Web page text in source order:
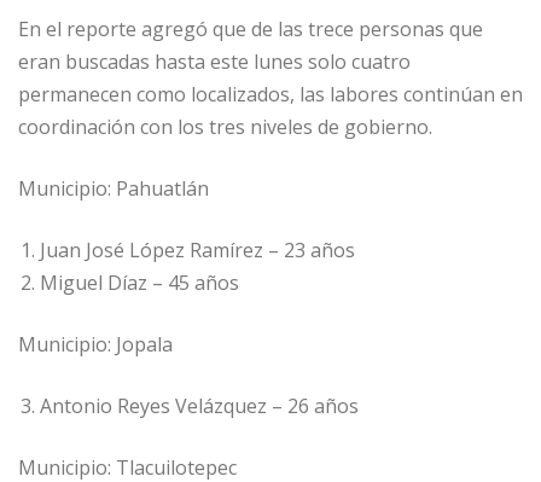
En el reporte agregó que de las trece personas que
eran buscadas hasta este lunes solo cuatro
permanecen como localizados, las labores continúan en
coordinación con los tres niveles de gobierno.
Municipio: Pahuatlán
Juan José López Ramírez – 23 años
Miguel Díaz – 45 años
Municipio: Jopala
Antonio Reyes Velázquez – 26 años
Municipio: Tlacuilotepec